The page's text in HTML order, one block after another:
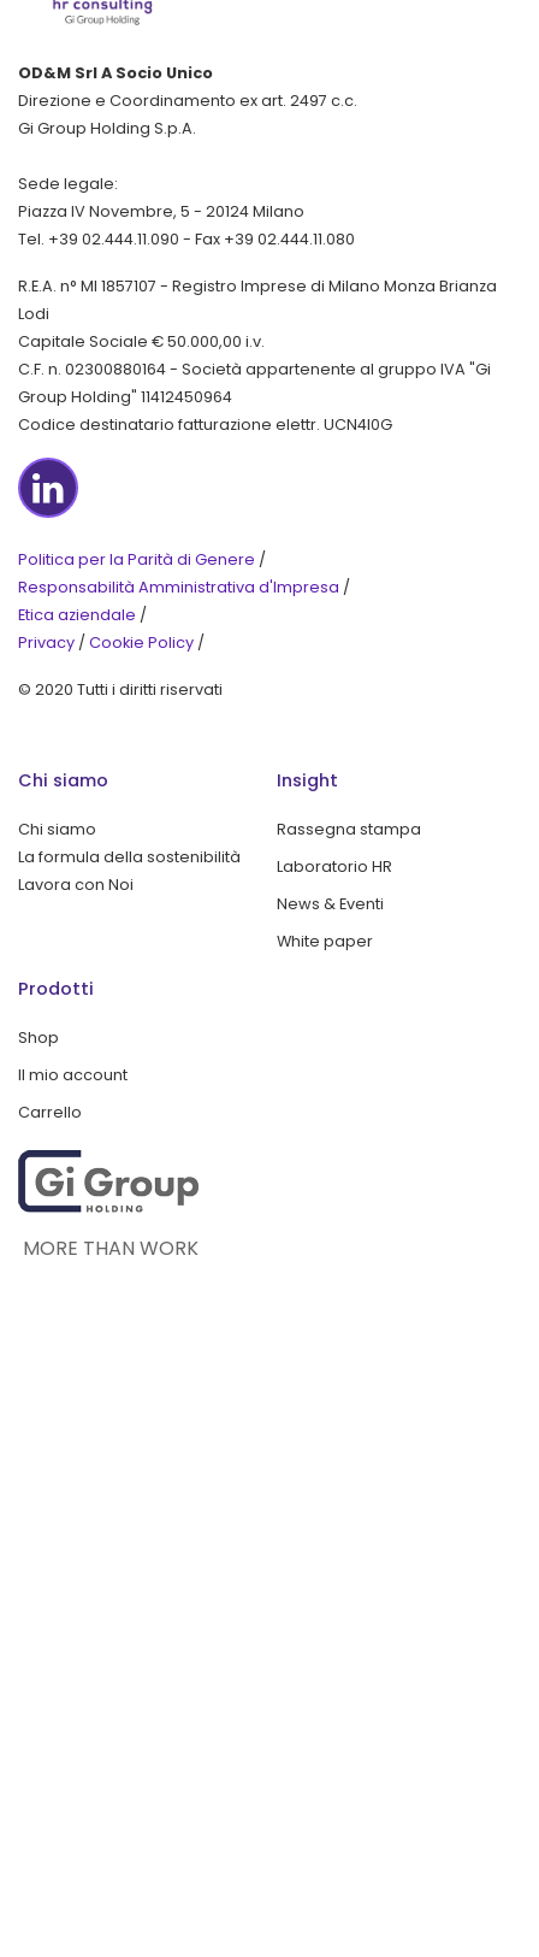
OD&M Srl A Socio Unico
Direzione e Coordinamento ex art. 2497 c.c.
Gi Group Holding S.p.A.
Sede legale:
Piazza IV Novembre, 5 - 20124 Milano
Tel. +39 02.444.11.090 - Fax +39 02.444.11.080
R.E.A. n° MI 1857107 - Registro Imprese di Milano Monza Brianza
Lodi
Capitale Sociale € 50.000,00 i.v.
C.F. n. 02300880164 - Società appartenente al gruppo IVA "Gi
Group Holding" 11412450964
Codice destinatario fatturazione elettr. UCN4I0G
Politica per la Parità di Genere /
Responsabilità Amministrativa d'Impresa /
Etica aziendale /
Privacy / Cookie Policy /
© 2020 Tutti i diritti riservati
Chi siamo
Chi siamo
La formula della sostenibilità
Lavora con Noi
Insight
Rassegna stampa
Laboratorio HR
News & Eventi
White paper
Prodotti
Shop
Il mio account
Carrello
MORE THAN WORK